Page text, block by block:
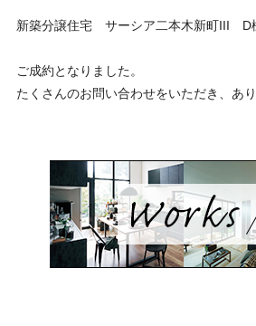
新築分譲住宅 サーシア二本木新町III D
ご成約となりました。
たくさんのお問い合わせをいただき、あ